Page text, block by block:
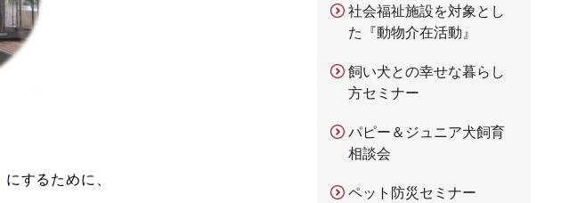
にするために、
社会福祉施設を対象とし
た『動物介在活動』
飼い犬との幸せな暮らし
方セミナー
パピー＆ジュニア犬飼育
相談会
ペット防災セミナー